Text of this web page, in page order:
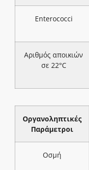
Enterococci
Αριθμός αποικιών
σε 22°C
Οργανοληπτικές
Παράμετροι
Οσμή